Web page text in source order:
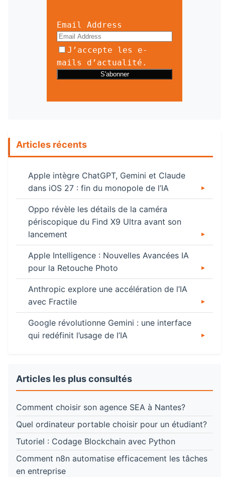
Email Address
J’accepte les e-
mails d’actualité.
Articles récents
Apple intègre ChatGPT, Gemini et Claude
dans iOS 27 : fin du monopole de l’IA
Oppo révèle les détails de la caméra
périscopique du Find X9 Ultra avant son
lancement
Apple Intelligence : Nouvelles Avancées IA
pour la Retouche Photo
Anthropic explore une accélération de l’IA
avec Fractile
Google révolutionne Gemini : une interface
qui redéfinit l’usage de l’IA
Articles les plus consultés
Comment choisir son agence SEA à Nantes?
Quel ordinateur portable choisir pour un étudiant?
Tutoriel : Codage Blockchain avec Python
Comment n8n automatise efficacement les tâches
en entreprise